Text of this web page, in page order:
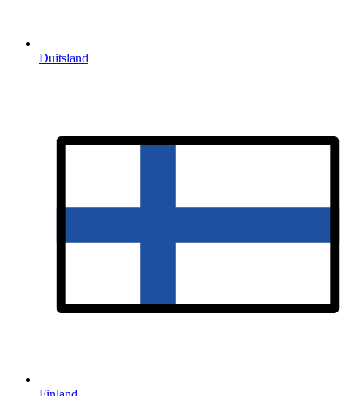
Duitsland